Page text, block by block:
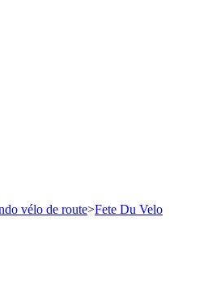
vélo de route>Fete Du Velo